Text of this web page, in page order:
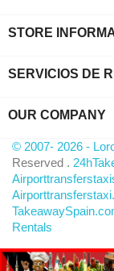
STORE
SERVICIOS DE
OUR COMPANY
© 2007- 2026 -
Reserved .
Rentals